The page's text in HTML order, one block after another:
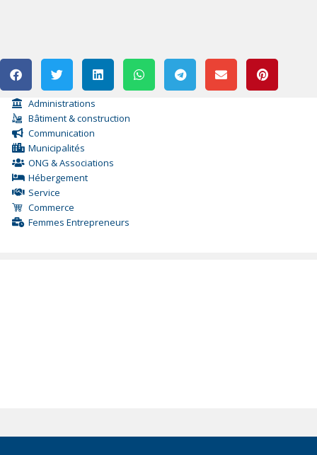
Administrations
Bâtiment & construction
Communication
Municipalités
ONG & Associations
Hébergement
Service
Commerce
Femmes Entrepreneurs